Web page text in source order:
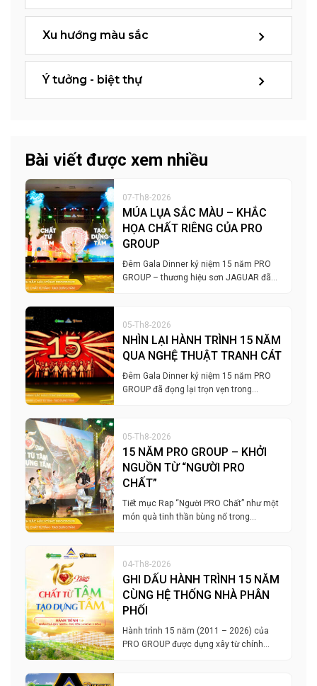
Xu hướng màu sắc
Ý tưởng - biệt thự
Bài viết được xem nhiều
07-Th8-2026
MÚA LỤA SẮC MÀU – KHẮC
HỌA CHẤT RIÊNG CỦA PRO
GROUP
Đêm Gala Dinner kỷ niệm 15 năm PRO
GROUP – thương hiệu sơn JAGUAR đã…
05-Th8-2026
NHÌN LẠI HÀNH TRÌNH 15 NĂM
QUA NGHỆ THUẬT TRANH CÁT
Đêm Gala Dinner kỷ niệm 15 năm PRO
GROUP đã đọng lại trọn vẹn trong…
05-Th8-2026
15 NĂM PRO GROUP – KHỞI
NGUỒN TỪ “NGƯỜI PRO
CHẤT”
Tiết mục Rap “Người PRO Chất” như một
món quà tinh thần bùng nổ trong…
04-Th8-2026
GHI DẤU HÀNH TRÌNH 15 NĂM
CÙNG HỆ THỐNG NHÀ PHÂN
PHỐI
Hành trình 15 năm (2011 – 2026) của
PRO GROUP được dựng xây từ chính…